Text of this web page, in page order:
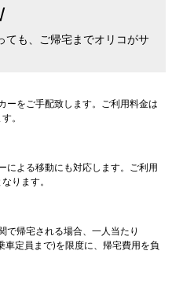
ても、ご帰宅までオリコがサ
ーをご手配致します。ご利用料金は
。
による移動にも対応します。ご利用
ります。
で帰宅される場合、一人当たり
定員まで)を限度に、帰宅費用を負